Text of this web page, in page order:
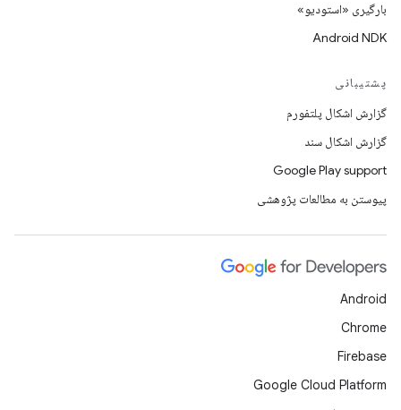
بارگیری «استودیو»
Android NDK
پشتیبانی
گزارش اشکال پلتفورم
گزارش اشکال سند
Google Play support
پیوستن به مطالعات پژوهشی
Android
Chrome
Firebase
Google Cloud Platform